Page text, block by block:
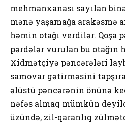
mehmanxanası sayılan
mənə yaşamağa arakəsmə
həmin otağı verdilər. Qoşa
pərdələr vurulan bu otağın
Xidmətçiyə pəncərələri
samovar gətirməsini
əlüstü pəncərənin önünə
nəfəs almaq mümkün
üzündə, zil-qaranlıq